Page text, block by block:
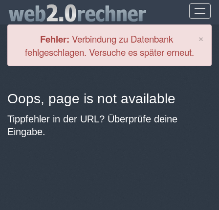
×
Fehler: Verbindung zu Datenbank
fehlgeschlagen. Versuche es später erneut.
Oops, page is not available
Tippfehler in der URL? Überprüfe deine
Eingabe.